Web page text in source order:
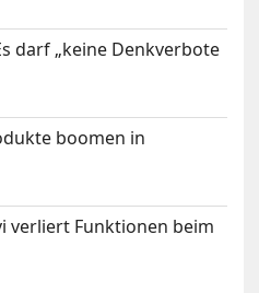
darf „keine Denkverbote
boomen in
verliert Funktionen beim